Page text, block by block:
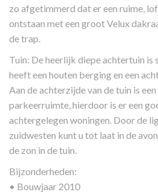
zo afgetimmerd dat er een ruime,
ontstaan met een groot Velux
de trap.
Tuin: De heerlijk diepe achtertuin is
heeft een houten berging en een
Aan de achterzijde van de tuin is
parkeerruimte, hierdoor is er een
achtergelegen woningen. Door de
zuidwesten kunt u tot laat in de
de zon in de tuin.
Bijzonderheden:
• Bouwjaar 2010